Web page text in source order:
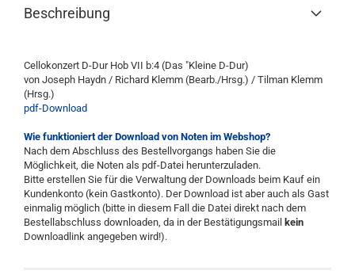
Beschreibung
Cellokonzert D-Dur Hob VII b:4 (Das "Kleine D-Dur)
von Joseph Haydn / Richard Klemm (Bearb./Hrsg.) / Tilman Klemm
(Hrsg.)
pdf-Download
Wie funktioniert der Download von Noten im Webshop?
Nach dem Abschluss des Bestellvorgangs haben Sie die
Möglichkeit, die Noten als pdf-Datei herunterzuladen.
Bitte erstellen Sie für die Verwaltung der Downloads beim Kauf ein
Kundenkonto (kein Gastkonto). Der Download ist aber auch als Gast
einmalig möglich (bitte in diesem Fall die Datei direkt nach dem
Bestellabschluss downloaden, da in der Bestätigungsmail kein
Downloadlink angegeben wird!).